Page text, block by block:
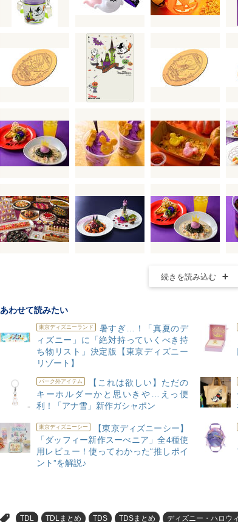
続きを読み込む
あわせて読みたい
東京ディズニーランド
暑すぎ…！「真夏のデ
ィズニー」に「絶対持っていくべき持
ち物リスト」決定版【東京ディズニー
リゾート】
パーク外アイテム
【これは欲しい】ただの
キーホルダーかと思いきや…えっ便
利！「アナ雪」新作ガシャポン
東京ディズニーシー
【東京ディズニーシー】
「ダッフィー新作スーべニア」全4種使
用レビュー！使ってわかった“推しポイ
ント”を解説♪
TDL TDLまとめ TDS TDSまとめ ディズニー・ハロウ